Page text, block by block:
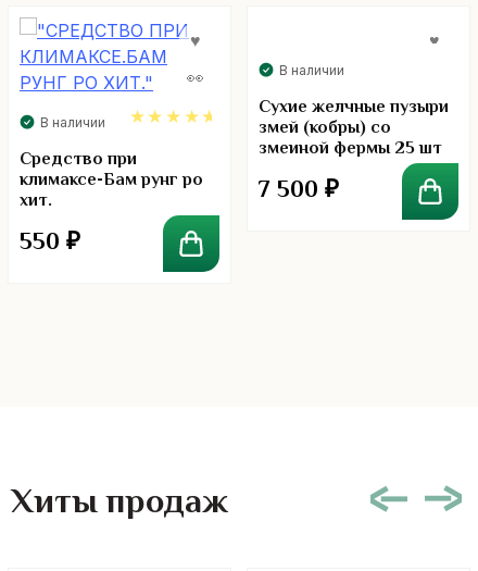
В наличии
4.60
Средство при
климаксе-Бам рунг ро
хит.
550 ₽
В наличии
Сухие желчные пузыри
змей (кобры) со
змеиной фермы 25 шт
7 500 ₽
Хиты продаж